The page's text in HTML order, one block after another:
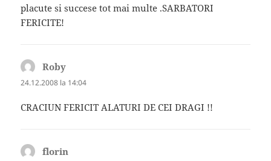
placute si succese tot mai multe .SARBATORI
FERICITE!
Roby
24.12.2008 la 14:04
CRACIUN FERICIT ALATURI DE CEI DRAGI !!
florin